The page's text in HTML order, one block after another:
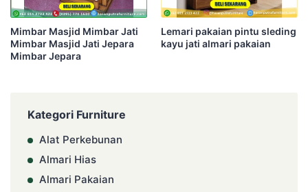
Mimbar Masjid Mimbar Jati
Mimbar Masjid Jati Jepara
Mimbar Jepara
Lemari pakaian pintu sleding
kayu jati almari pakaian
Kategori Furniture
Alat Perkebunan
Almari Hias
Almari Pakaian